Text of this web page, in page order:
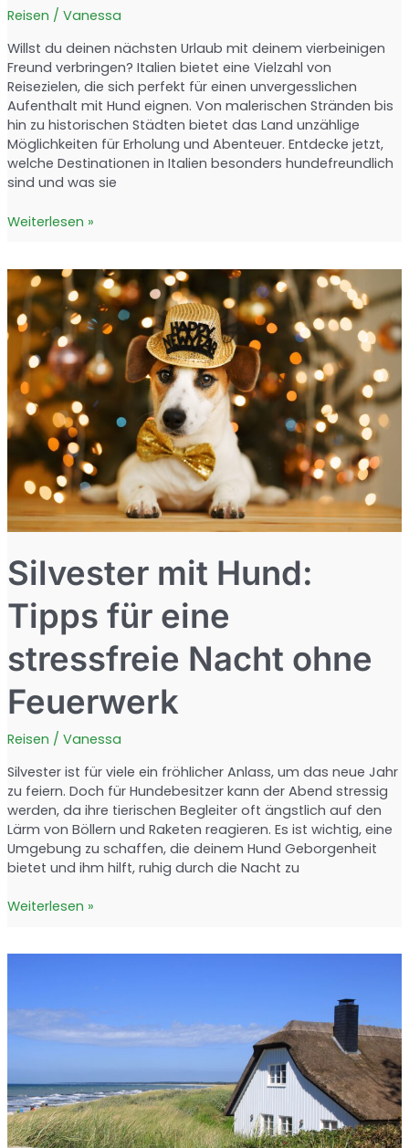
Reisen / Vanessa
Willst du deinen nächsten Urlaub mit deinem vierbeinigen
Freund verbringen? Italien bietet eine Vielzahl von
Reisezielen, die sich perfekt für einen unvergesslichen
Aufenthalt mit Hund eignen. Von malerischen Stränden bis
hin zu historischen Städten bietet das Land unzählige
Möglichkeiten für Erholung und Abenteuer. Entdecke jetzt,
welche Destinationen in Italien besonders hundefreundlich
sind und was sie
Urlaub
in
Italien:
Die
schönsten
Ziele
Weiterlesen »
Silvester mit Hund:
Tipps für eine
stressfreie Nacht ohne
Feuerwerk
Reisen / Vanessa
Silvester ist für viele ein fröhlicher Anlass, um das neue Jahr
zu feiern. Doch für Hundebesitzer kann der Abend stressig
werden, da ihre tierischen Begleiter oft ängstlich auf den
Lärm von Böllern und Raketen reagieren. Es ist wichtig, eine
Umgebung zu schaffen, die deinem Hund Geborgenheit
bietet und ihm hilft, ruhig durch die Nacht zu
Silvester
Nacht
Feuerwerk
Weiterlesen »